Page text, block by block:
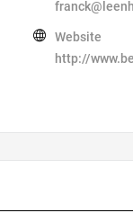
Website
http://